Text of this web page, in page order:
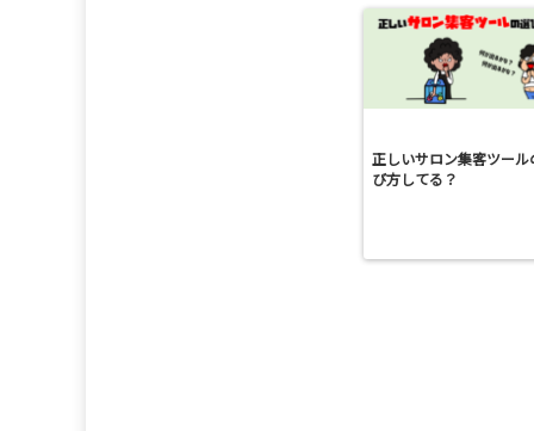
正しいサロン集客ツール
び方してる？